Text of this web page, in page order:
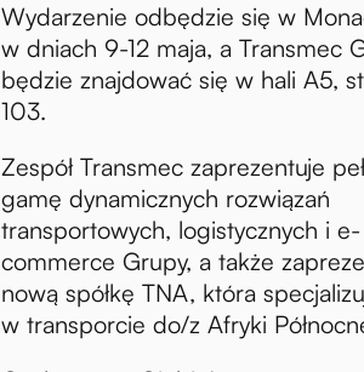
Wydarzenie odbędzie się w
w dniach 9-12 maja, a Transmec
będzie znajdować się w hali A5,
103.
Zespół Transmec zaprezentuje
gamę dynamicznych rozwiązań
transportowych, logistycznych i e-
commerce Grupy, a także
nową spółkę TNA, która
w transporcie do/z Afryki